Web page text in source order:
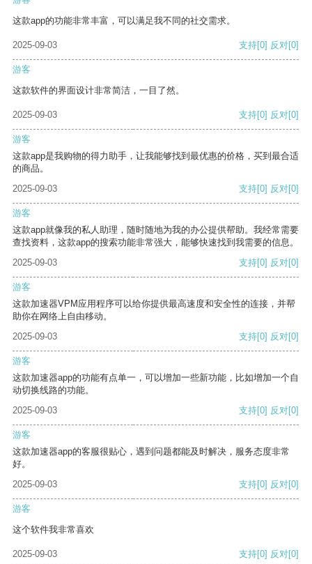
这款app的功能非常丰富，可以满足我不同的社交需求。
2025-09-03 支持[0] 反对[0]
游客
这款软件的界面设计非常简洁，一目了然。
2025-09-03 支持[0] 反对[0]
游客
这款app是我购物的得力助手，让我能够找到最优惠的价格，买到最合适
的商品。
2025-09-03
支持[0] 反对[0]
游客
这款app就像我的私人助理，随时随地为我的办公提供帮助。我经常需要
查找资料，这款app的搜索功能非常强大，能够快速找到我需要的信息。
2025-09-03
支持[0] 反对[0]
游客
这款加速器VPM应用程序可以给你提供最高速度和安全性的连接，并帮
助你在网络上自由移动。
2025-09-03
支持[0] 反对[0]
游客
这款加速器app的功能有点单一，可以增加一些新功能，比如增加一个自
动切换线路的功能。
2025-09-03
支持[0] 反对[0]
游客
这款加速器app的客服很贴心，遇到问题都能及时解决，服务态度非常
好。
2025-09-03
支持[0] 反对[0]
游客
这个软件我非常喜欢
2025-09-03 支持[0] 反对[0]